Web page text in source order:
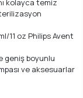
kolayca temiz
11 oz Philips Avent
geniş boyunlu
ve aksesuarlar